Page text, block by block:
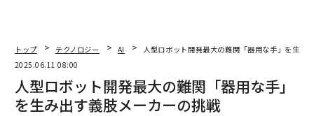
編集＝上田裕資
トップ テクノロジー AI
人型ロボット開発最大の難関「器用な手」を生み
2025.06.11 08:00
人型ロボット開発最大の難関「器用な手」
を生み出す義肢メーカーの挑戦